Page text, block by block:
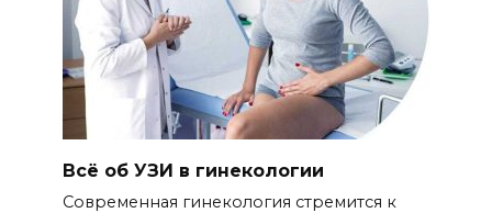
Всё об УЗИ в гинекологии
Современная гинекология стремится к